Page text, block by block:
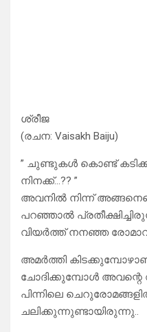
ശ്രീജ
(രചന: Vaisakh Baiju)
” ചുണ്ടുകൾ കൊണ്ട്
നിനക്ക്…?? ”
അവനിൽ നിന്ന്
പറഞ്ഞാൽ
വിയർത്ത് നനഞ്ഞ
അമർത്തി
ചോദിക്കുമ്പോൾ അവന്റെ
പിന്നിലെ
ചലിക്കുന്നുണ്ടായിരുന്നു..